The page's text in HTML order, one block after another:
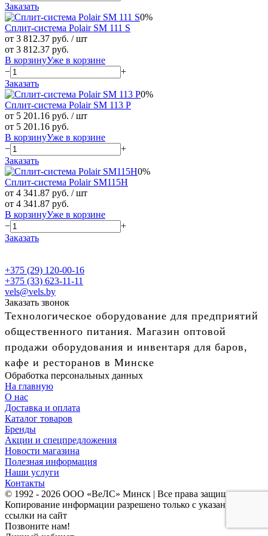
Заказать
0%
Сплит-система Polair SM 111 S
от 3 812.37 руб. / шт
от 3 812.37 руб.
В корзинуУже в корзине
−
+
Заказать
0%
Сплит-система Polair SM 113 P
от 5 201.16 руб. / шт
от 5 201.16 руб.
В корзинуУже в корзине
−
+
Заказать
0%
Сплит-система Polair SM115H
от 4 341.87 руб. / шт
от 4 341.87 руб.
В корзинуУже в корзине
−
+
Заказать
+375 (29) 120-00-16
+375 (33) 623-11-11
vels@vels.by
Заказать звонок
Технологическое оборудование для предприятий
общественного питания. Магазин оптовой
продажи оборудования и инвентаря для баров,
кафе и ресторанов в Минске
Обработка персональных данных
На главную
О нас
Доставка и оплата
Каталог товаров
Бренды
Акции и спецпредложения
Новости магазина
Полезная информация
Наши услуги
Контакты
© 1992 - 2026 ООО «ВеЛС» Минск | Все права защищены
Копирование информации разрешено только с указанием
ссылки на сайт
Позвоните нам!